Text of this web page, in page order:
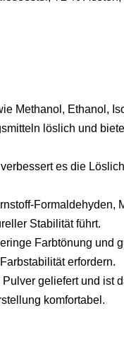
Methanol, Ethanol,
löslich und
es die
Formaldehyden,
Stabilität führt.
Farbtönung und
erfordern.
geliefert und ist
komfortabel.